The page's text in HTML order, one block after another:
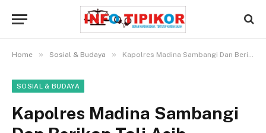
Home » Sosial & Budaya » Kapolres Madina Sambangi Dan Berikan Tali Asih Keluarga Gadis Cilik Penjual Kacang Rebus Di Desa Tebing Tinggi
SOSIAL & BUDAYA
Kapolres Madina Sambangi